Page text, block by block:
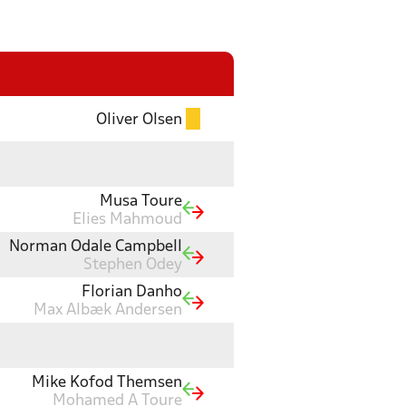
Oliver Olsen
Musa Toure
Elies Mahmoud
Norman Odale Campbell
Stephen Odey
Florian Danho
Max Albæk Andersen
Mike Kofod Themsen
Mohamed A Toure